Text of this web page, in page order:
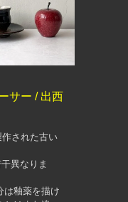
サー / 出西
された古い
異なりま
は釉薬を描け